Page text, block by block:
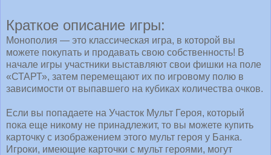
Краткое описание игры:
Монополия — это классическая игра, в которой вы
можете покупать и продавать свою собственность! В
начале игры участники выставляют свои фишки на поле
«СТАРТ», затем перемещают их по игровому полю в
зависимости от выпавшего на кубиках количества очков.
Если вы попадаете на Участок Мульт Героя, который
пока еще никому не принадлежит, то вы можете купить
карточку с изображением этого мульт героя у Банка.
Игроки, имеющие карточки с мульт героями, могут